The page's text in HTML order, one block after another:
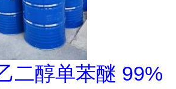
二醇单苯醚 99%